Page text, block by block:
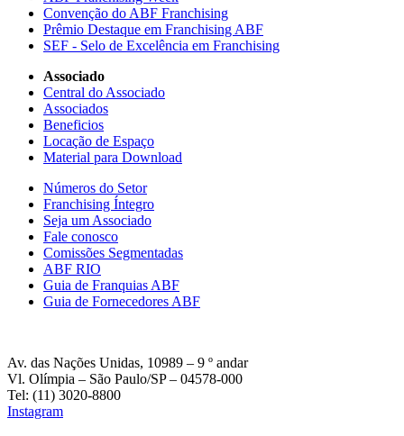
Convenção do ABF Franchising
Prêmio Destaque em Franchising ABF
SEF - Selo de Excelência em Franchising
Associado
Central do Associado
Associados
Beneficios
Locação de Espaço
Material para Download
Números do Setor
Franchising Íntegro
Seja um Associado
Fale conosco
Comissões Segmentadas
ABF RIO
Guia de Franquias ABF
Guia de Fornecedores ABF
Av. das Nações Unidas, 10989 – 9 º andar
Vl. Olímpia – São Paulo/SP – 04578-000
Tel: (11) 3020-8800
Instagram